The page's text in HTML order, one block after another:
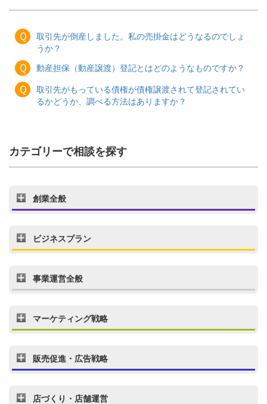
Ｑ
取引先が倒産しました。私の売掛金はどうなるのでしょ
うか？
Ｑ 動産担保（動産譲渡）登記とはどのようなものですか？
Ｑ
取引先がもっている債権が債権譲渡されて登記されてい
るかどうか、調べる方法はありますか？
カテゴリーで相談を探す
創業全般
ビジネスプラン
事業運営全般
マーケティング戦略
販売促進・広告戦略
店づくり・店舗運営